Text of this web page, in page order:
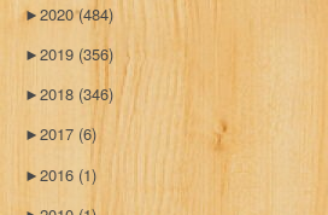
►2020(484)
►2019 (356)
►2018 (346)
►2017 (6)
►2016 (1)